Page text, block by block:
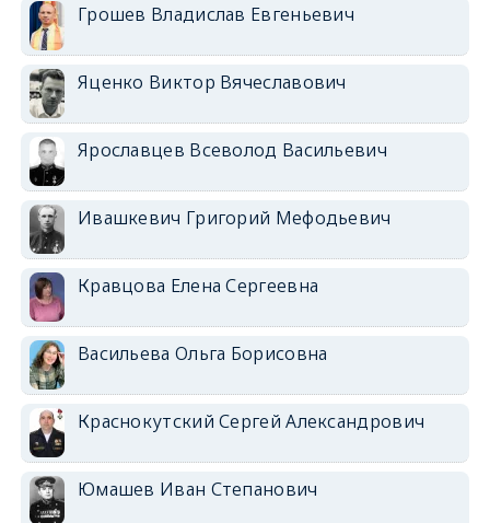
Грошев Владислав Евгеньевич
Яценко Виктор Вячеславович
Ярославцев Всеволод Васильевич
Ивашкевич Григорий Мефодьевич
Кравцова Елена Сергеевна
Васильева Ольга Борисовна
Краснокутский Сергей Александрович
Юмашев Иван Степанович